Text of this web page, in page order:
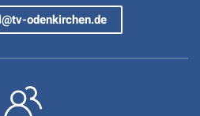
odenkirchen.de